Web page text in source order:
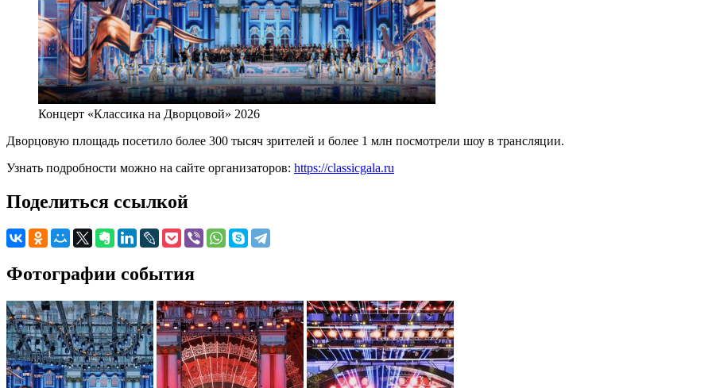
Концерт «Классика на Дворцовой» 2026
Дворцовую площадь посетило более 300 тысяч зрителей и более 1 млн посмотрели шоу в трансляции.
Узнать подробности можно на сайте организаторов: https://classicgala.ru
Поделиться ссылкой
Фотографии события